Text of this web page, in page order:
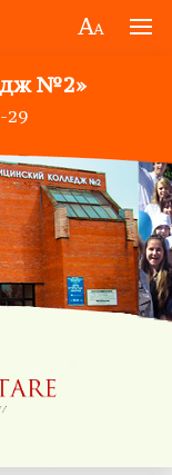
№2»
29